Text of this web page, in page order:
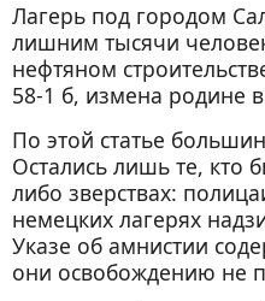
Лагерь под городом
лишним тысячи
нефтяном
58-1 б, измена родине
По этой статье
Остались лишь те, кто
либо зверствах:
немецких лагерях
Указе об амнистии
они освобождению не